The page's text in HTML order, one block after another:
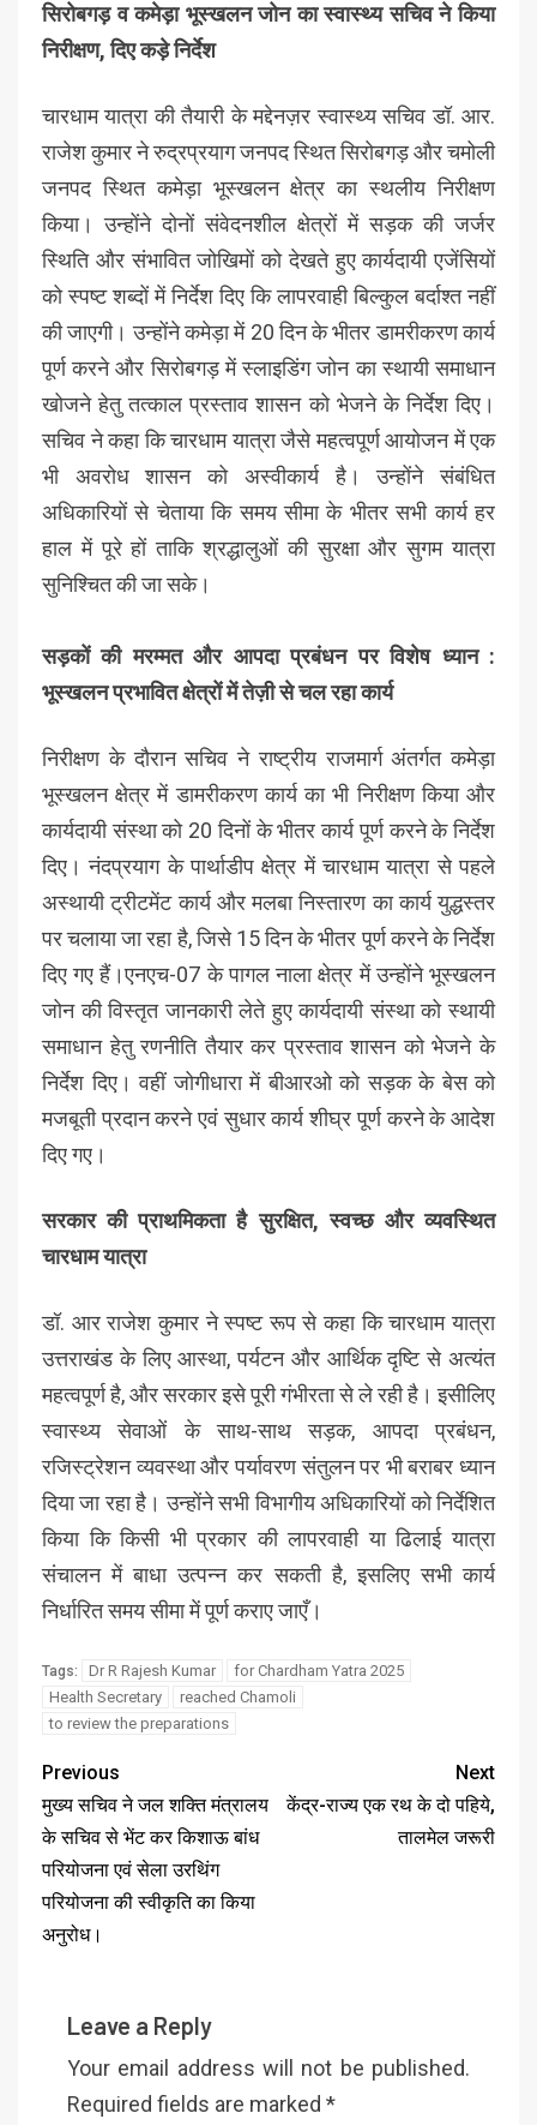
सिरोबगड़ व कमेड़ा भूस्खलन जोन का स्वास्थ्य सचिव ने किया
निरीक्षण, दिए कड़े निर्देश
चारधाम यात्रा की तैयारी के मद्देनज़र स्वास्थ्य सचिव डॉ. आर.
राजेश कुमार ने रुद्रप्रयाग जनपद स्थित सिरोबगड़ और चमोली
जनपद स्थित कमेड़ा भूस्खलन क्षेत्र का स्थलीय निरीक्षण
किया। उन्होंने दोनों संवेदनशील क्षेत्रों में सड़क की जर्जर
स्थिति और संभावित जोखिमों को देखते हुए कार्यदायी एजेंसियों
को स्पष्ट शब्दों में निर्देश दिए कि लापरवाही बिल्कुल बर्दाश्त नहीं
की जाएगी। उन्होंने कमेड़ा में 20 दिन के भीतर डामरीकरण कार्य
पूर्ण करने और सिरोबगड़ में स्लाइडिंग जोन का स्थायी समाधान
खोजने हेतु तत्काल प्रस्ताव शासन को भेजने के निर्देश दिए।
सचिव ने कहा कि चारधाम यात्रा जैसे महत्वपूर्ण आयोजन में एक
भी अवरोध शासन को अस्वीकार्य है। उन्होंने संबंधित
अधिकारियों से चेताया कि समय सीमा के भीतर सभी कार्य हर
हाल में पूरे हों ताकि श्रद्धालुओं की सुरक्षा और सुगम यात्रा
सुनिश्चित की जा सके।
सड़कों की मरम्मत और आपदा प्रबंधन पर विशेष ध्यान :
भूस्खलन प्रभावित क्षेत्रों में तेज़ी से चल रहा कार्य
निरीक्षण के दौरान सचिव ने राष्ट्रीय राजमार्ग अंतर्गत कमेड़ा
भूस्खलन क्षेत्र में डामरीकरण कार्य का भी निरीक्षण किया और
कार्यदायी संस्था को 20 दिनों के भीतर कार्य पूर्ण करने के निर्देश
दिए। नंदप्रयाग के पार्थाडीप क्षेत्र में चारधाम यात्रा से पहले
अस्थायी ट्रीटमेंट कार्य और मलबा निस्तारण का कार्य युद्धस्तर
पर चलाया जा रहा है, जिसे 15 दिन के भीतर पूर्ण करने के निर्देश
दिए गए हैं।एनएच-07 के पागल नाला क्षेत्र में उन्होंने भूस्खलन
जोन की विस्तृत जानकारी लेते हुए कार्यदायी संस्था को स्थायी
समाधान हेतु रणनीति तैयार कर प्रस्ताव शासन को भेजने के
निर्देश दिए। वहीं जोगीधारा में बीआरओ को सड़क के बेस को
मजबूती प्रदान करने एवं सुधार कार्य शीघ्र पूर्ण करने के आदेश
दिए गए।
सरकार की प्राथमिकता है सुरक्षित, स्वच्छ और व्यवस्थित
चारधाम यात्रा
डॉ. आर राजेश कुमार ने स्पष्ट रूप से कहा कि चारधाम यात्रा
उत्तराखंड के लिए आस्था, पर्यटन और आर्थिक दृष्टि से अत्यंत
महत्वपूर्ण है, और सरकार इसे पूरी गंभीरता से ले रही है। इसीलिए
स्वास्थ्य सेवाओं के साथ-साथ सड़क, आपदा प्रबंधन,
रजिस्ट्रेशन व्यवस्था और पर्यावरण संतुलन पर भी बराबर ध्यान
दिया जा रहा है। उन्होंने सभी विभागीय अधिकारियों को निर्देशित
किया कि किसी भी प्रकार की लापरवाही या ढिलाई यात्रा
संचालन में बाधा उत्पन्न कर सकती है, इसलिए सभी कार्य
निर्धारित समय सीमा में पूर्ण कराए जाएँ।
Tags: Dr R Rajesh Kumar
for Chardham Yatra 2025
Health Secretary
reached Chamoli
to review the preparations
Previous
मुख्य सचिव ने जल शक्ति मंत्रालय
के सचिव से भेंट कर किशाऊ बांध
परियोजना एवं सेला उरथिंग
परियोजना की स्वीकृति का किया
अनुरोध।
Next
केंद्र-राज्य एक रथ के दो पहिये,
तालमेल जरूरी
Leave a Reply
Your email address will not be published.
Required fields are marked *